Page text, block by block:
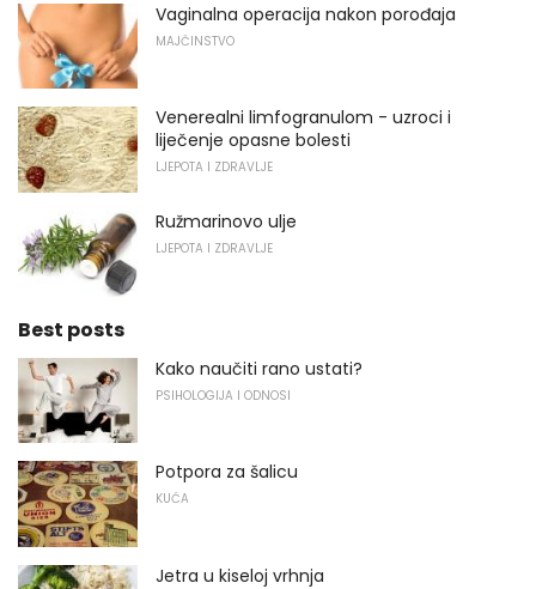
Vaginalna operacija nakon porođaja
MAJČINSTVO
Venerealni limfogranulom - uzroci i
liječenje opasne bolesti
LJEPOTA I ZDRAVLJE
Ružmarinovo ulje
LJEPOTA I ZDRAVLJE
Best posts
Kako naučiti rano ustati?
PSIHOLOGIJA I ODNOSI
Potpora za šalicu
KUĆA
Jetra u kiseloj vrhnja